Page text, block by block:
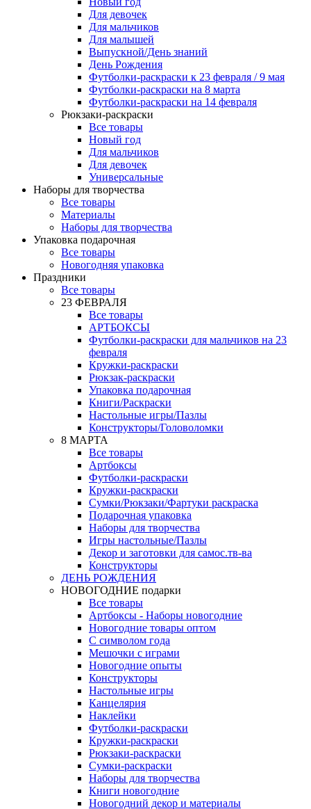
Для девочек
Для мальчиков
Для малышей
Выпускной/День знаний
День Рождения
Футболки-раскраски к 23 февраля / 9 мая
Футболки-раскраски на 8 марта
Футболки-раскраски на 14 февраля
Рюкзаки-раскраски
Все товары
Новый год
Для мальчиков
Для девочек
Универсальные
Наборы для творчества
Все товары
Материалы
Наборы для творчества
Упаковка подарочная
Все товары
Новогодняя упаковка
Праздники
Все товары
23 ФЕВРАЛЯ
Все товары
АРТБОКСЫ
Футболки-раскраски для мальчиков на 23
февраля
Кружки-раскраски
Рюкзак-раскраски
Упаковка подарочная
Книги/Раскраски
Настольные игры/Пазлы
Конструкторы/Головоломки
8 МАРТА
Все товары
Артбоксы
Футболки-раскраски
Кружки-раскраски
Сумки/Рюкзаки/Фартуки раскраска
Подарочная упаковка
Наборы для творчества
Игры настольные/Пазлы
Декор и заготовки для самос.тв-ва
Конструкторы
ДЕНЬ РОЖДЕНИЯ
НОВОГОДНИЕ подарки
Все товары
Артбоксы - Наборы новогодние
Новогодние товары оптом
С символом года
Мешочки с играми
Новогодние опыты
Конструкторы
Настольные игры
Канцелярия
Наклейки
Футболки-раскраски
Кружки-раскраски
Рюкзаки-раскраски
Сумки-раскраски
Наборы для творчества
Книги новогодние
Новогодний декор и материалы